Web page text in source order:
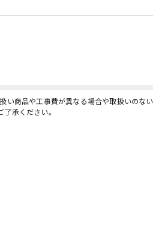
い商品や工事費が異なる場合や取扱いのな
承ください。